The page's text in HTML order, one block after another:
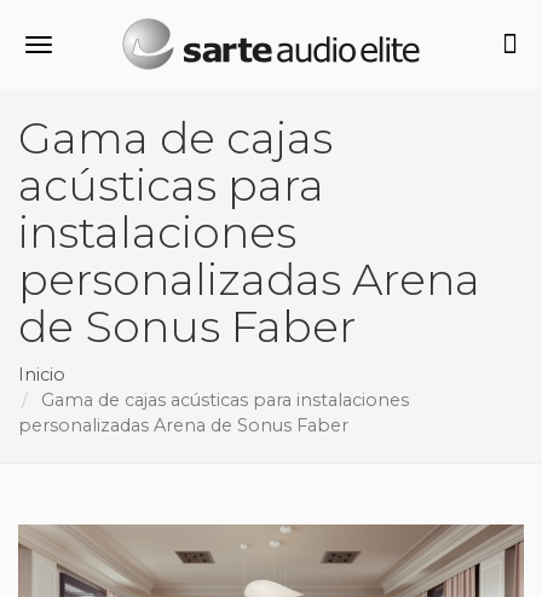
Alternar navegación
Gama de cajas
acústicas para
instalaciones
personalizadas Arena
de Sonus Faber
Inicio
Gama de cajas acústicas para instalaciones
personalizadas Arena de Sonus Faber